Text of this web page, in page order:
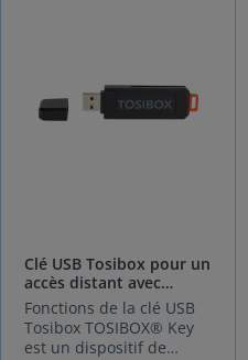
Clé USB Tosibox pour un
accès distant avec
double authentification
- simple
Fonctions de la clé USB
Tosibox TOSIBOX® Key
est un dispositif de